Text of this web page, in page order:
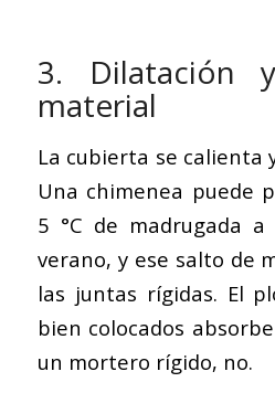
3. Dilatación
material
La cubierta se calienta
Una chimenea puede
5 °C de madrugada
verano, y ese salto de
las juntas rígidas. El
bien colocados
un mortero rígido, no.